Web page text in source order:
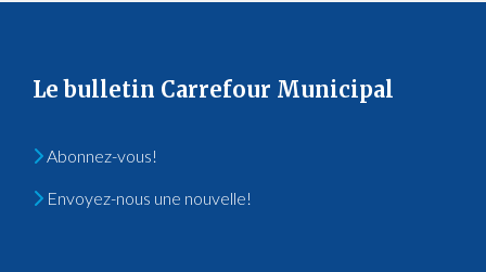
Le bulletin Carrefour Municipal
Abonnez-vous!
Envoyez-nous une nouvelle!